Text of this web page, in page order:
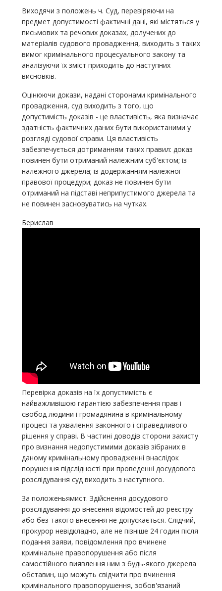
Виходячи з положень ч. Суд, перевіряючи на
предмет допустимості фактичні дані, які містяться у
письмових та речових доказах, долучених до
матеріалів судового провадження, виходить з таких
вимог кримінального процесуального закону та
аналізуючи їх зміст приходить до наступних
висновків.
Оцінюючи докази, надані сторонами кримінального
провадження, суд виходить з того, що
допустимість доказів - це властивість, яка визначає
здатність фактичних даних бути використаними у
розгляді судової справи. Ця властивість
забезпечується дотриманням таких правил: доказ
повинен бути отриманий належним суб'єктом; із
належного джерела; із додержанням належної
правової процедури; доказ не повинен бути
отриманий на підставі неприпустимого джерела та
не повинен засновуватись на чутках.
Берислав
Перевірка доказів на їх допустимість є
найважливішою гарантією забезпечення прав і
свобод людини і громадянина в кримінальному
процесі та ухвалення законного і справедливого
рішення у справі. В частині доводів сторони захисту
про визнання недопустимими доказів зібраних в
даному кримінальному провадженні внаслідок
порушення підслідності при проведенні досудового
розслідування суд виходить з наступного.
За положеньямист. Здійснення досудового
розслідування до внесення відомостей до реєстру
або без такого внесення не допускається. Слідчий,
прокурор невідкладно, але не пізніше 24 годин після
подання заяви, повідомлення про вчинене
кримінальне правопорушення або після
самостійного виявлення ним з будь-якого джерела
обставин, що можуть свідчити про вчинення
кримінального правопорушення, зобов'язаний